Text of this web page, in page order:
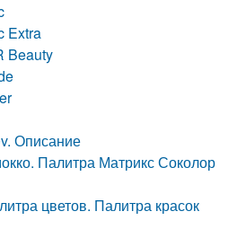
Extra
Beauty
Описание
Палитра Матрикс Соколор
цветов. Палитра красок